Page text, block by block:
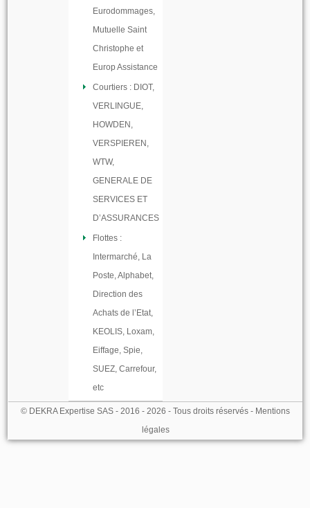
Eurodommages,
Mutuelle Saint
Christophe et
Europ Assistance
Courtiers : DIOT,
VERLINGUE,
HOWDEN,
VERSPIEREN,
WTW,
GENERALE DE
SERVICES ET
D’ASSURANCES
Flottes :
Intermarché, La
Poste, Alphabet,
Direction des
Achats de l’Etat,
KEOLIS, Loxam,
Eiffage, Spie,
SUEZ, Carrefour,
etc
© DEKRA Expertise SAS - 2016 - 2026 - Tous droits réservés - Mentions
légales